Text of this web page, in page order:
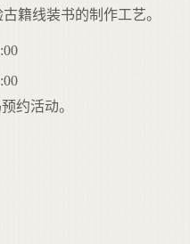
籍线装书的制作工艺。
约活动。